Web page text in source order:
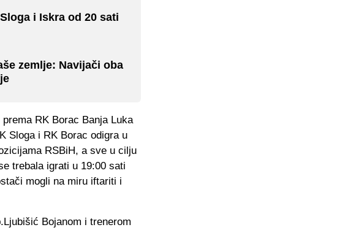
i Iskra od 20 sati
zemlje: Navijači oba
RK Borac Banja Luka
Sloga i RK Borac odigra u
RSBiH, a sve u cilju
trebala igrati u 19:00 sati
mogli na miru iftariti i
Bojanom i trenerom